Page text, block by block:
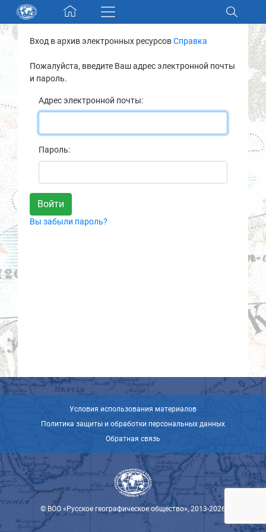
Skip navigation
Разделы и коллекции
Электронный каталог
Новости
О нас
Контакты
Партнеры
Вход в архив электронных ресурсовСправка
Пожалуйста, введите Ваш адрес электронной почты
и пароль.
Адрес электронной почты:
Пароль:
Вы забыли пароль?
Условия использования материалов
Политика защиты и обработки персональных данных
Обратная связь
© ВОО «Русское географическое общество», 2013-2026